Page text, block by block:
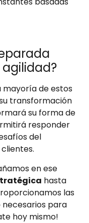
mayoría de estos
transformación
su forma de
responder
del
en ese
hasta
las
para
hoy mismo!